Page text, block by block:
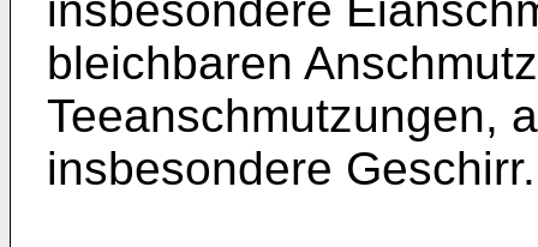
bleichbaren
Teeanschmutzungen,
insbesondere Geschirr.